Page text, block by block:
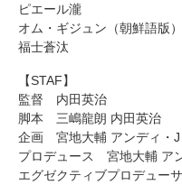
ピエール瀧
オム・ギジュン（朝鮮語版）
福士蒼汰
【STAF】
監督 内田英治
脚本 三嶋龍朗 内田英治
企画 宮地大輔 アンディ・J
プロデュース 宮地大輔 ア
エグゼクティブプロデュー